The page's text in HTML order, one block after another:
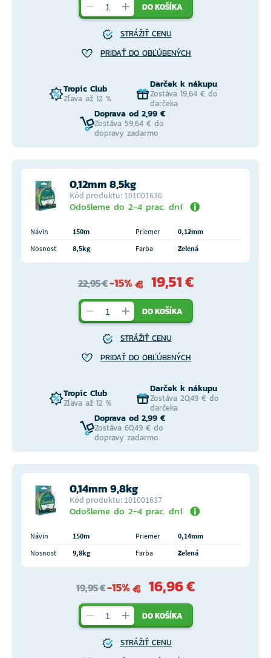
DO KOŠÍKA
STRÁŽIŤ CENU
PRIDAŤ DO OBĽÚBENÝCH
Tropic Club
Zľava až 12 %
Darček k nákupu
Zostáva 19,64 € do
darčeka
Doprava od 2,99 €
Zostáva 59,64 € do
dopravy zadarmo
0,12mm 8,5kg
Kód produktu: 101001636
Odošleme do 2-4 prac. dní
Návin 150m Priemer
0,12mm
Nosnosť
8,5kg Farba Zelená
22,95 €-15% 19,51 €
DO KOŠÍKA
STRÁŽIŤ CENU
PRIDAŤ DO OBĽÚBENÝCH
Tropic Club
Zľava až 12 %
Darček k nákupu
Zostáva 20,49 € do
darčeka
Doprava od 2,99 €
Zostáva 60,49 € do
dopravy zadarmo
0,14mm 9,8kg
Kód produktu: 101001637
Odošleme do 2-4 prac. dní
Návin 150m Priemer
0,14mm
Nosnosť
9,8kg Farba Zelená
19,95 €-15% 16,96 €
DO KOŠÍKA
STRÁŽIŤ CENU